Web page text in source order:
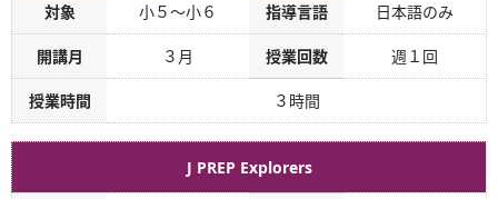
対象 小５～小６ 指導言語 日本語のみ
開講月 ３月 授業回数 週１回
授業時間 ３時間
J PREP Explorers